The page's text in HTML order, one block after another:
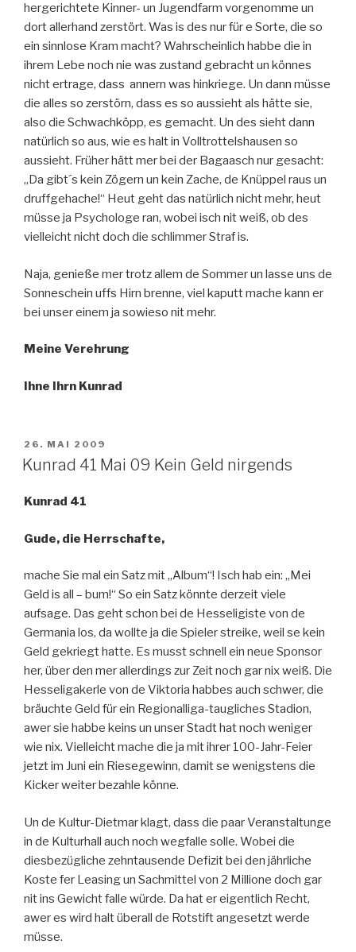
hergerichtete Kinner- un Jugendfarm vorgenomme un
dort allerhand zerstört. Was is des nur für e Sorte, die so
ein sinnlose Kram macht? Wahrscheinlich habbe die in
ihrem Lebe noch nie was zustand gebracht un könnes
nicht ertrage, dass annern was hinkriege. Un dann müsse
die alles so zerstörn, dass es so aussieht als hätte sie,
also die Schwachköpp, es gemacht. Un des sieht dann
natürlich so aus, wie es halt in Volltrottelshausen so
aussieht. Früher hätt mer bei der Bagaasch nur gesacht:
„Da gibt´s kein Zögern un kein Zache, de Knüppel raus un
druffgehache!“ Heut geht das natürlich nicht mehr, heut
müsse ja Psychologe ran, wobei isch nit weiß, ob des
vielleicht nicht doch die schlimmer Straf is.
Naja, genieße mer trotz allem de Sommer un lasse uns de
Sonneschein uffs Hirn brenne, viel kaputt mache kann er
bei unser einem ja sowieso nit mehr.
Meine Verehrung
Ihne Ihrn Kunrad
VERÖFFENTLICHT
AM
26. MAI 2009
Kunrad 41 Mai 09 Kein Geld nirgends
Kunrad 41
Gude, die Herrschafte,
mache Sie mal ein Satz mit „Album“! Isch hab ein: „Mei
Geld is all – bum!“ So ein Satz könnte derzeit viele
aufsage. Das geht schon bei de Hesseligiste von de
Germania los, da wollte ja die Spieler streike, weil se kein
Geld gekriegt hatte. Es musst schnell ein neue Sponsor
her, über den mer allerdings zur Zeit noch gar nix weiß. Die
Hesseligakerle von de Viktoria habbes auch schwer, die
bräuchte Geld für ein Regionalliga-taugliches Stadion,
awer sie habbe keins un unser Stadt hat noch weniger
wie nix. Vielleicht mache die ja mit ihrer 100-Jahr-Feier
jetzt im Juni ein Riesegewinn, damit se wenigstens die
Kicker weiter bezahle könne.
Un de Kultur-Dietmar klagt, dass die paar Veranstaltunge
in de Kulturhall auch noch wegfalle solle. Wobei die
diesbezügliche zehntausende Defizit bei den jährliche
Koste fer Leasing un Sachmittel von 2 Millione doch gar
nit ins Gewicht falle würde. Da hat er eigentlich Recht,
awer es wird halt überall de Rotstift angesetzt werde
müsse.